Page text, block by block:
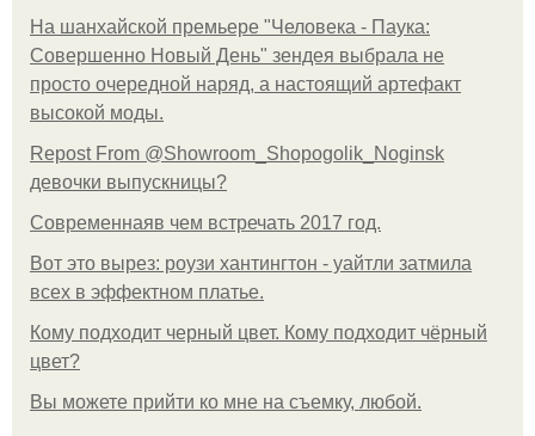
На шанхайской премьере "Человека - Паука:
Совершенно Новый День" зендея выбрала не
просто очередной наряд, а настоящий артефакт
высокой моды.
Repost From @Showroom_Shopogolik_Noginsk
девочки выпускницы?
Современнаяв чем встречать 2017 год.
Вот это вырез: роузи хантингтон - уайтли затмила
всех в эффектном платьe.
Кому подходит черный цвет. Кому подходит чёрный
цвет?
Вы можете прийти ко мне на съемку, любой.